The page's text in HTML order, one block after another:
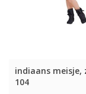
indiaans meisje,
104